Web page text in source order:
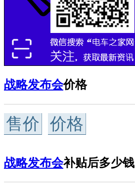
战略发布会价格
售价 价格
战略发布会补贴后多少钱